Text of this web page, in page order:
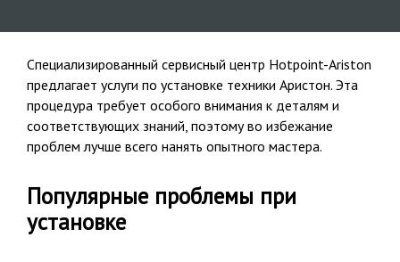
Специализированный сервисный центр Hotpoint-Ariston
предлагает услуги по установке техники Аристон. Эта
процедура требует особого внимания к деталям и
соответствующих знаний, поэтому во избежание
проблем лучше всего нанять опытного мастера.
Популярные проблемы при
установке